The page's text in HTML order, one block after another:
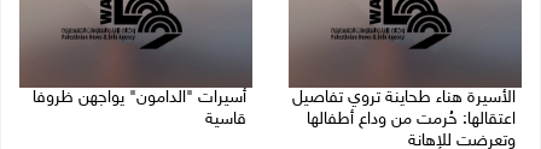
الأسيرة هناء طحاينة تروي تفاصيل
اعتقالها: حُرمت من وداع أطفالها
وتعرضت للإهانة
أسيرات "الدامون" يواجهن ظروفا
قاسية